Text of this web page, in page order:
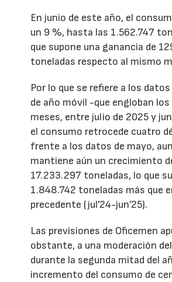
En junio de este año, el
un 9 %, hasta las 1.562.747
que supone una ganancia de
toneladas respecto al mismo
Por lo que se refiere a los
de año móvil -que engloban
meses, entre julio de 2025 y
el consumo retrocede cuatro
frente a los datos de mayo,
mantiene aún un crecimiento
17.233.297 toneladas, lo que
1.848.742 toneladas más que
precedente (jul’24-jun’25).
Las previsiones de Oficemen
obstante, a una moderación
durante la segunda mitad del
incremento del consumo de